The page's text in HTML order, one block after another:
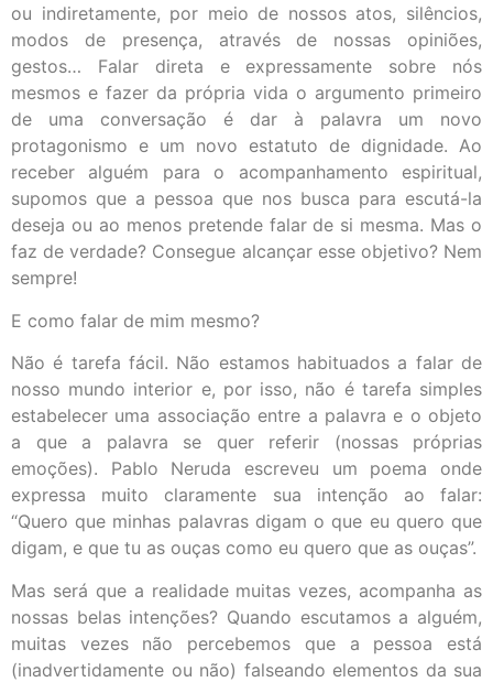
ou indiretamente, por meio de nossos atos, silêncios,
modos de presença, através de nossas opiniões,
gestos… Falar direta e expressamente sobre nós
mesmos e fazer da própria vida o argumento primeiro
de uma conversação é dar à palavra um novo
protagonismo e um novo estatuto de dignidade. Ao
receber alguém para o acompanhamento espiritual,
supomos que a pessoa que nos busca para escutá-la
deseja ou ao menos pretende falar de si mesma. Mas o
faz de verdade? Consegue alcançar esse objetivo? Nem
sempre!
E como falar de mim mesmo?
Não é tarefa fácil. Não estamos habituados a falar de
nosso mundo interior e, por isso, não é tarefa simples
estabelecer uma associação entre a palavra e o objeto
a que a palavra se quer referir (nossas próprias
emoções). Pablo Neruda escreveu um poema onde
expressa muito claramente sua intenção ao falar:
“Quero que minhas palavras digam o que eu quero que
digam, e que tu as ouças como eu quero que as ouças”.
Mas será que a realidade muitas vezes, acompanha as
nossas belas intenções? Quando escutamos a alguém,
muitas vezes não percebemos que a pessoa está
(inadvertidamente ou não) falseando elementos da sua